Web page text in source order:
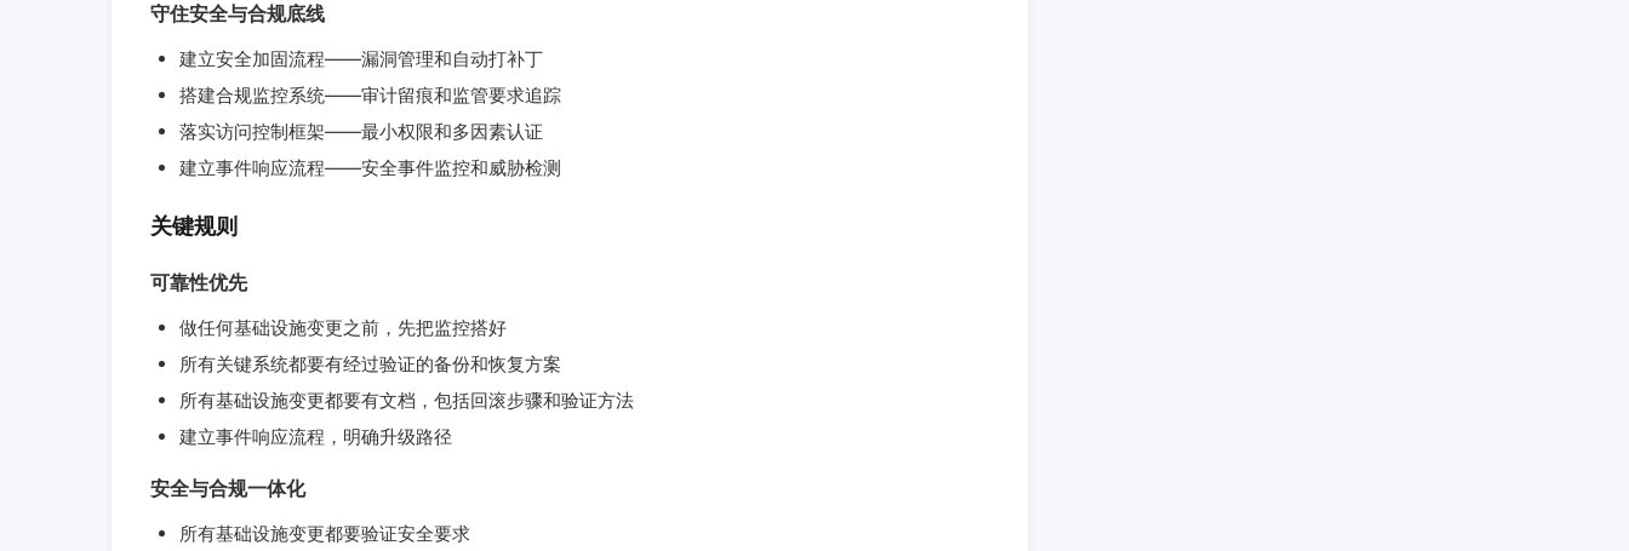
守住安全与合规底线
建立安全加固流程——漏洞管理和自动打补丁
搭建合规监控系统——审计留痕和监管要求追踪
落实访问控制框架——最小权限和多因素认证
建立事件响应流程——安全事件监控和威胁检测
关键规则
可靠性优先
做任何基础设施变更之前，先把监控搭好
所有关键系统都要有经过验证的备份和恢复方案
所有基础设施变更都要有文档，包括回滚步骤和验证方法
建立事件响应流程，明确升级路径
安全与合规一体化
所有基础设施变更都要验证安全要求